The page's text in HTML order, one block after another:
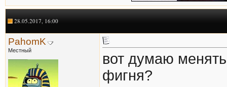
28.05.2017, 16:00
PahomK
Местный
вот думаю
фигня?